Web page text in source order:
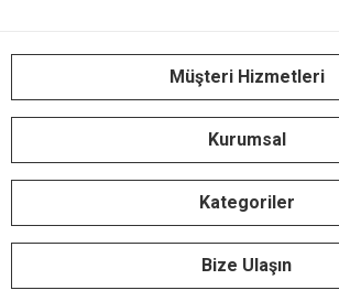
Müşteri Hizmetleri
Kurumsal
Kategoriler
Bize Ulaşın